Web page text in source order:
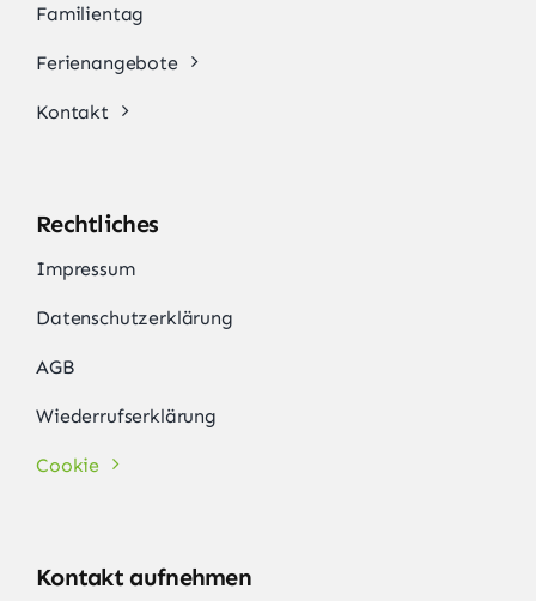
Familientag
Ferienangebote
Kontakt
Rechtliches
Impressum
Datenschutzerklärung
AGB
Wiederrufserklärung
Cookie
Kontakt aufnehmen